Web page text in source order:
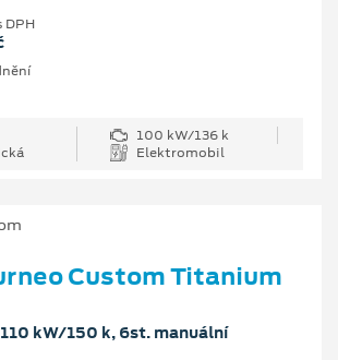
DPH
100 kW/136 k
Elektromobil
Custom Titanium
kW/150 k, 6st. manuální